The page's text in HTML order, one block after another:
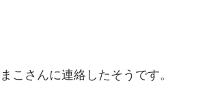
こさんに連絡したそうです。